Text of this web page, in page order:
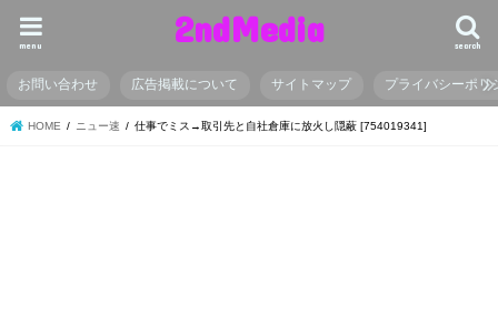
2ndMedia search
menu
お問い合わせ 広告掲載について サイトマップ プライバシーポリ
HOME ニュー速 仕事でミス→取引先と自社倉庫に放火し隠蔽 [754019341]